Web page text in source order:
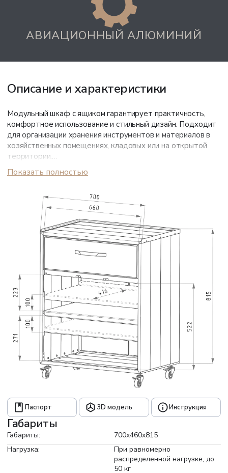
АВИАЦИОННЫЙ АЛЮМИНИЙ
Описание и характеристики
Модульный шкаф с ящиком гарантирует практичность,
комфортное использование и стильный дизайн. Подходит
для организации хранения инструментов и материалов в
хозяйственных помещениях, кладовых или на открытой
территории.
Корпус из черного авиационного алюминия не
влаге. Порошковое покрытие сохраняет эстетичный вид
на протяжении многих лет.
Ясеневая столешница расширяется возможности
испльзования и добавляет натуральную теплоту. Золотой
фасад из алюминия «Квинтет» оснащен доводчиками и
магнитными фиксаторами для плотного прилегания без
люфта. Опирается на регулируемые грибковые опоры,
адаптирующиеся к неровностям пола.
- Корпус: черный
- Фасад: золотой
- Столешница: ясень
- Опоры: грибковые
Показать полностью
Паспорт 3D модель Инструкция
Габариты
Габариты:
700x460x815
Нагрузка:
При равномерно
распределенной нагрузке, до
50 кг